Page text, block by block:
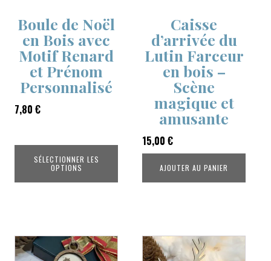
Boule de Noël
en Bois avec
Motif Renard
et Prénom
Personnalisé
7,80 €
SÉLECTIONNER LES
OPTIONS
Caisse
d’arrivée du
Lutin Farceur
en bois –
Scène
magique et
amusante
15,00€
AJOUTER AU PANIER